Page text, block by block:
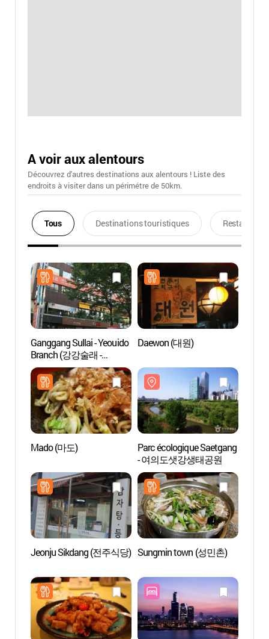
A voir aux alentours
Découvrez d'autres destinations aux alentours ! Liste des
endroits à visiter dans un périmétre de 50km.
Tous Destinations touristiques Restaurants
Ganggang Sullai - Yeouido
Branch (강강술래 -
여의도점)
Daewon (대원)
Mado (마도)
Parc écologique Saetgang
- 여의도샛강생태공원
Jeonju Sikdang (전주식당) Sungmin town (성민촌)